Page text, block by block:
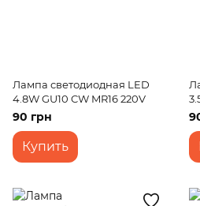
Лампа светодиодная LED
4.8W GU10 CW MR16 220V
90 грн
Купить